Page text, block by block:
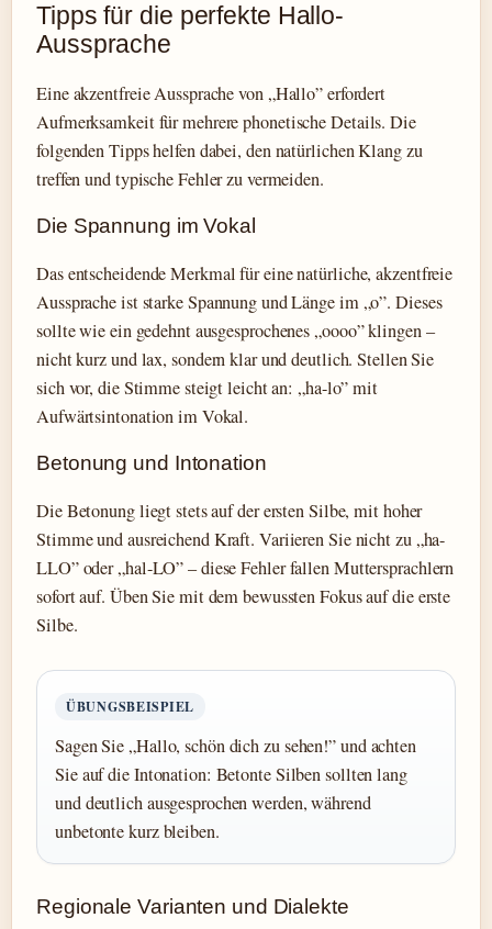
Tipps für die perfekte Hallo-
Aussprache
Eine akzentfreie Aussprache von „Hallo” erfordert
Aufmerksamkeit für mehrere phonetische Details. Die
folgenden Tipps helfen dabei, den natürlichen Klang zu
treffen und typische Fehler zu vermeiden.
Die Spannung im Vokal
Das entscheidende Merkmal für eine natürliche, akzentfreie
Aussprache ist starke Spannung und Länge im „o”. Dieses
sollte wie ein gedehnt ausgesprochenes „oooo” klingen –
nicht kurz und lax, sondern klar und deutlich. Stellen Sie
sich vor, die Stimme steigt leicht an: „ha-lo” mit
Aufwärtsintonation im Vokal.
Betonung und Intonation
Die Betonung liegt stets auf der ersten Silbe, mit hoher
Stimme und ausreichend Kraft. Variieren Sie nicht zu „ha-
LLO” oder „hal-LO” – diese Fehler fallen Muttersprachlern
sofort auf. Üben Sie mit dem bewussten Fokus auf die erste
Silbe.
ÜBUNGSBEISPIEL
Sagen Sie „Hallo, schön dich zu sehen!” und achten
Sie auf die Intonation: Betonte Silben sollten lang
und deutlich ausgesprochen werden, während
unbetonte kurz bleiben.
Regionale Varianten und Dialekte